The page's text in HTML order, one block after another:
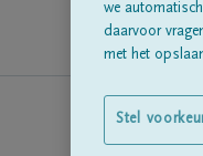
we
daarvoor
met het
Stel